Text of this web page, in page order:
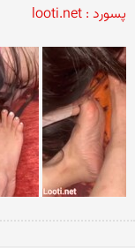
پسورد : looti.net